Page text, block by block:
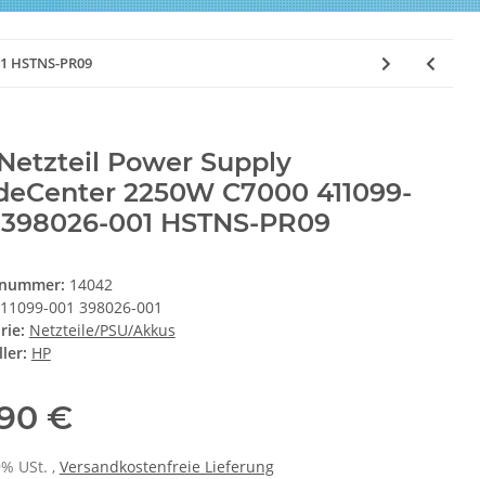
HSTNS-PR09
Power Supply
2250W C7000 411099-
001 HSTNS-PR09
14042
001 398026-001
Netzteile/PSU/Akkus
HP
€
USt. , Versandkostenfreie Lieferung